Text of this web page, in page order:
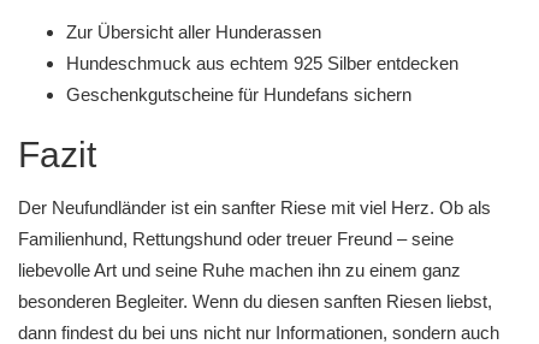
Zur Übersicht aller Hunderassen
Hundeschmuck aus echtem 925 Silber entdecken
Geschenkgutscheine für Hundefans sichern
Fazit
Der Neufundländer ist ein sanfter Riese mit viel Herz. Ob als
Familienhund, Rettungshund oder treuer Freund – seine
liebevolle Art und seine Ruhe machen ihn zu einem ganz
besonderen Begleiter. Wenn du diesen sanften Riesen liebst,
dann findest du bei uns nicht nur Informationen, sondern auch